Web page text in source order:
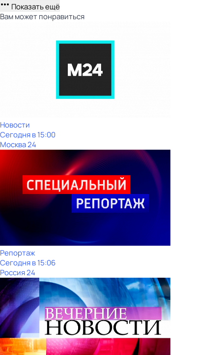
Показать ещё
Вам может понравиться
Новости
Сегодня в 15:00
Москва 24
Репортаж
Сегодня в 15:06
Россия 24